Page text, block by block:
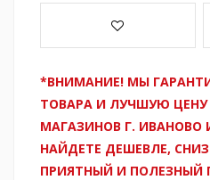
*ВНИМАНИЕ! МЫ
ТОВАРА И ЛУЧШУЮ
МАГАЗИНОВ Г. ИВАНОВО
НАЙДЕТЕ ДЕШЕВЛЕ,
ПРИЯТНЫЙ И ПОЛЕЗНЫЙ